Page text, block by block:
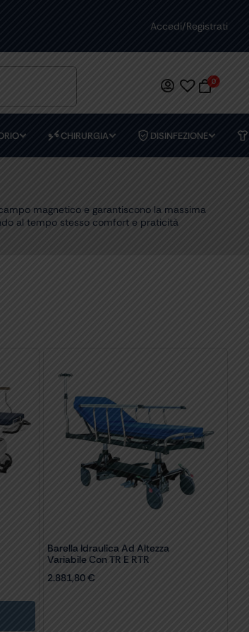
Accedi/Registrati
0
CHIRURGIA DISINFEZIONE
magnetico e garantiscono la massima
al tempo stesso comfort e praticità
Barella Idraulica Ad Altezza
Variabile Con TR E RTR
2.881,80€